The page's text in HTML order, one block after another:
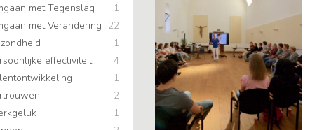
met Tegenslag
1
met Verandering 22
1
effectiviteit
4
1
2
1